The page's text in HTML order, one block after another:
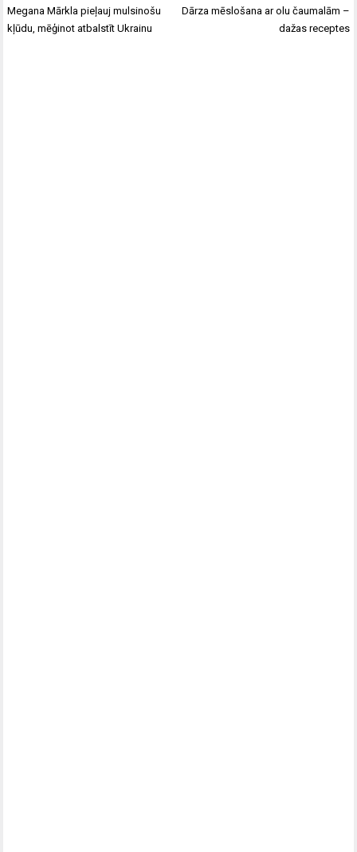
Ziņu
izvēlne
Megana Mārkla pieļauj mulsinošu
kļūdu, mēģinot atbalstīt Ukrainu
Dārza mēslošana ar olu čaumalām –
dažas receptes